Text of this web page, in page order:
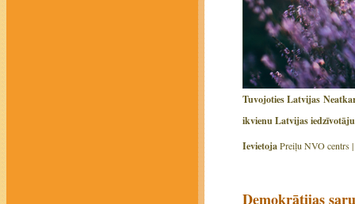
Tuvojoties Latvijas
ikvienu Latvijas
IevietojaPreiļu NVO centrs |
Demokrātijas